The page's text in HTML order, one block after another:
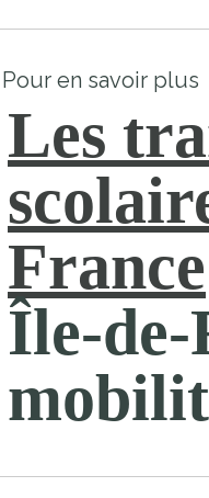
Pour en savoir plus
Les
France
Île-de-